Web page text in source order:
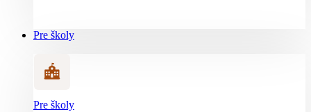
Pre školy
Pre školy